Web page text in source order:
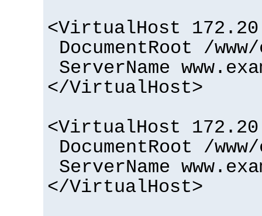
<VirtualHost
DocumentRoot /
ServerName
</VirtualHost>
<VirtualHost
DocumentRoot /
ServerName
</VirtualHost>